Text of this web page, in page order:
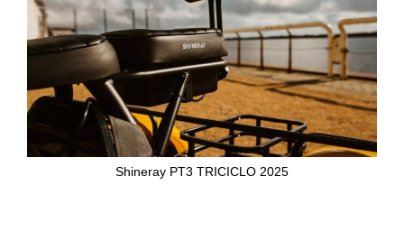
Shineray PT3 TRICICLO 2025